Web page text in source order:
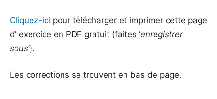
Cliquez-ici pour télécharger et imprimer cette page
d’ exercice en PDF gratuit (faites ‘enregistrer
sous’).
Les corrections se trouvent en bas de page.